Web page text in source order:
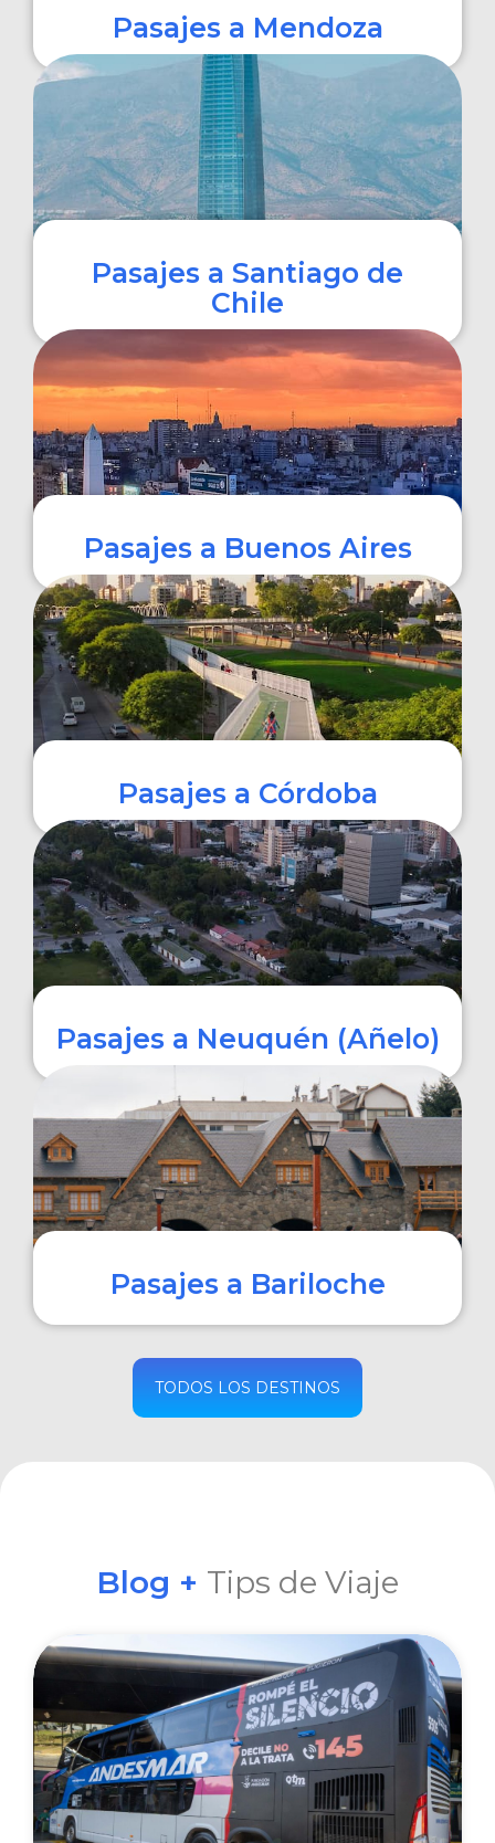
Pasajes a Mendoza
COMPRAR
Pasajes a Santiago de
Chile
Pasajes a Buenos Aires
COMPRAR
Pasajes a Córdoba
COMPRAR
Pasajes a Neuquén (Añelo)
COMPRAR
Pasajes a Bariloche
COMPRAR
TODOS LOS DESTINOS
Blog + Tips de Viaje